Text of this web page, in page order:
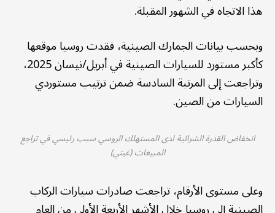
هذا الاتجاه في الشهور المقبلة.
وبحسب بيانات الجمارك الصينية، فقدت روسيا موقعها
كأكبر مستورد للسيارات الصينية في أبريل/نيسان 2025،
وتراجعت إلى المرتبة السادسة ضمن ترتيب مستوردي
السيارات من الصين.
انخفاض القدرة الشرائية لدى المستهلك الروسي سبب رئيسي في تراجع
المبيعات (غيتي)
وعلى مستوى الأرقام، تراجعت صادرات سيارات الركاب